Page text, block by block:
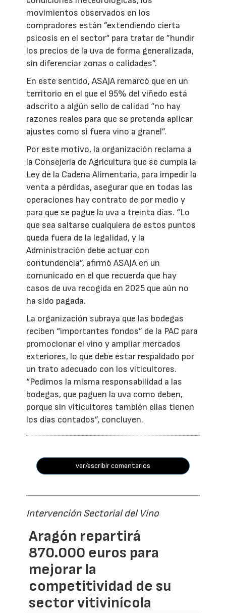
movimientos observados en los
compradores están ”extendiendo cierta
psicosis en el sector“ para tratar de ”hundir
los precios de la uva de forma generalizada,
sin diferenciar zonas o calidades”.
En este sentido, ASAJA remarcó que en un
territorio en el que el 95% del viñedo está
adscrito a algún sello de calidad “no hay
razones reales para que se pretenda aplicar
ajustes como si fuera vino a granel”.
Por este motivo, la organización reclama a
la Consejería de Agricultura que se cumpla la
Ley de la Cadena Alimentaria, para impedir la
venta a pérdidas, asegurar que en todas las
operaciones hay contrato de por medio y
para que se pague la uva a treinta días. “Lo
que sea saltarse cualquiera de estos puntos
queda fuera de la legalidad, y la
Administración debe actuar con
contundencia”, afirmó ASAJA en un
comunicado en el que recuerda que hay
casos de uva recogida en 2025 que aún no
ha sido pagada.
La organización subraya que las bodegas
reciben “importantes fondos” de la PAC para
promocionar el vino y ampliar mercados
exteriores, lo que debe estar respaldado por
un trato adecuado con los viticultores.
“Pedimos la misma responsabilidad a las
bodegas, que paguen la uva como deben,
porque sin viticultores también ellas tienen
los días contados”, concluyen.
ver/escribir comentarios
Intervención Sectorial del Vino
Aragón repartirá
870.000 euros para
mejorar la
competitividad de su
sector vitivinícola